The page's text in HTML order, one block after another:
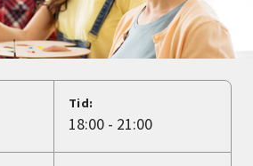
Tid:
18:00 - 21:00